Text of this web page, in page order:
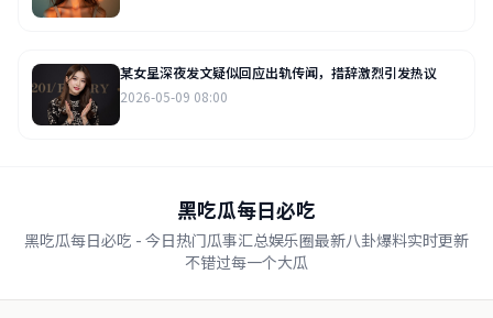
某女星深夜发文疑似回应出轨传闻，措辞激烈引发热议
2026-05-09 08:00
黑吃瓜每日必吃
黑吃瓜每日必吃 - 今日热门瓜事汇总娱乐圈最新八卦爆料实时更新
不错过每一个大瓜